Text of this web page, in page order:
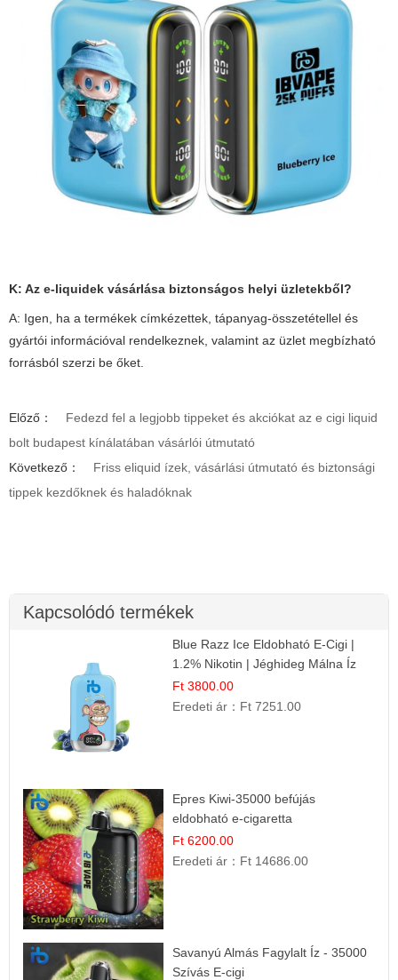
K: Az e-liquidek vásárlása biztonságos helyi üzletekből?
A: Igen, ha a termékek címkézettek, tápanyag-összetétellel és
gyártói információval rendelkeznek, valamint az üzlet megbízható
forrásból szerzi be őket.
Előző：
Fedezd fel a legjobb tippeket és akciókat az e cigi liquid
bolt budapest kínálatában vásárlói útmutató
Következő：
Friss eliquid ízek, vásárlási útmutató és biztonsági
tippek kezdőknek és haladóknak
Kapcsolódó termékek
Blue Razz Ice Eldobható E-Cigi |
1.2% Nikotin | Jéghideg Málna Íz
Ft 3800.00
Eredeti ár： Ft 7251.00
Epres Kiwi-35000 befújás
eldobható e-cigaretta
Ft 6200.00
Eredeti ár： Ft 14686.00
Savanyú Almás Fagylalt Íz - 35000
Szívás E-cigi